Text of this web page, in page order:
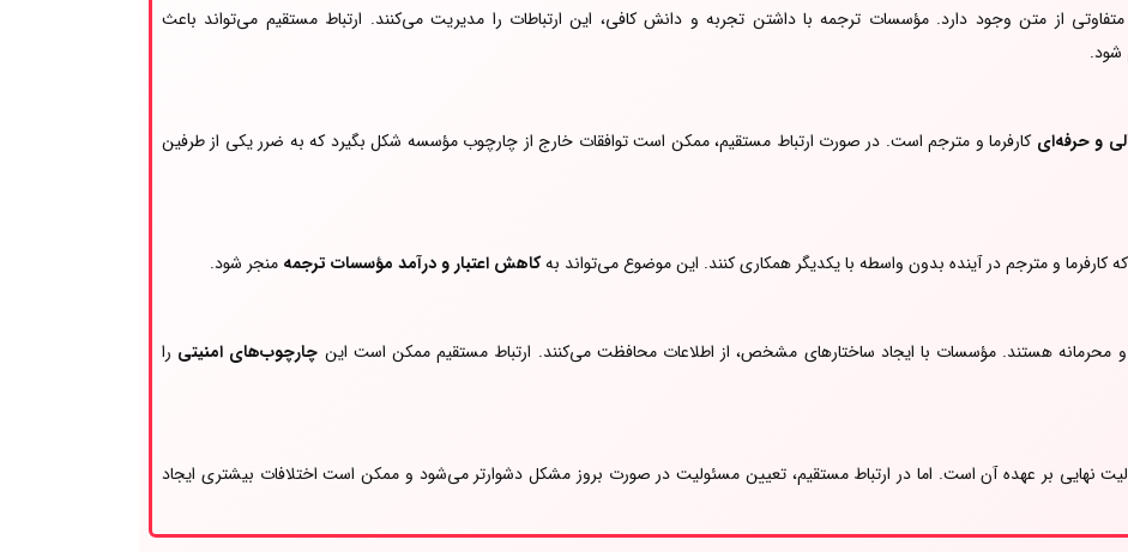
متفاوتی از متن وجود دارد. مؤسسات ترجمه با داشتن تجربه و دانش کافی، این ارتباطات را مدیریت می‌کنند. ارتباط مستقیم می‌تواند باعث
شود.
و حرفه‌ای کارفرما و مترجم است. در صورت ارتباط مستقیم، ممکن است توافقات خارج از چارچوب مؤسسه شکل بگیرد که به ضرر یکی از طرفین
کارفرما و مترجم در آینده بدون واسطه با یکدیگر همکاری کنند. این موضوع می‌تواند بهکاهش اعتبار و درآمد مؤسسات ترجمه منجر شود.
محرمانه هستند. مؤسسات با ایجاد ساختارهای مشخص، از اطلاعات محافظت می‌کنند. ارتباط مستقیم ممکن است این چارچوب‌های امنیتی را
نهایی بر عهده آن است. اما در ارتباط مستقیم، تعیین مسئولیت در صورت بروز مشکل دشوارتر می‌شود و ممکن است اختلافات بیشتری ایجاد